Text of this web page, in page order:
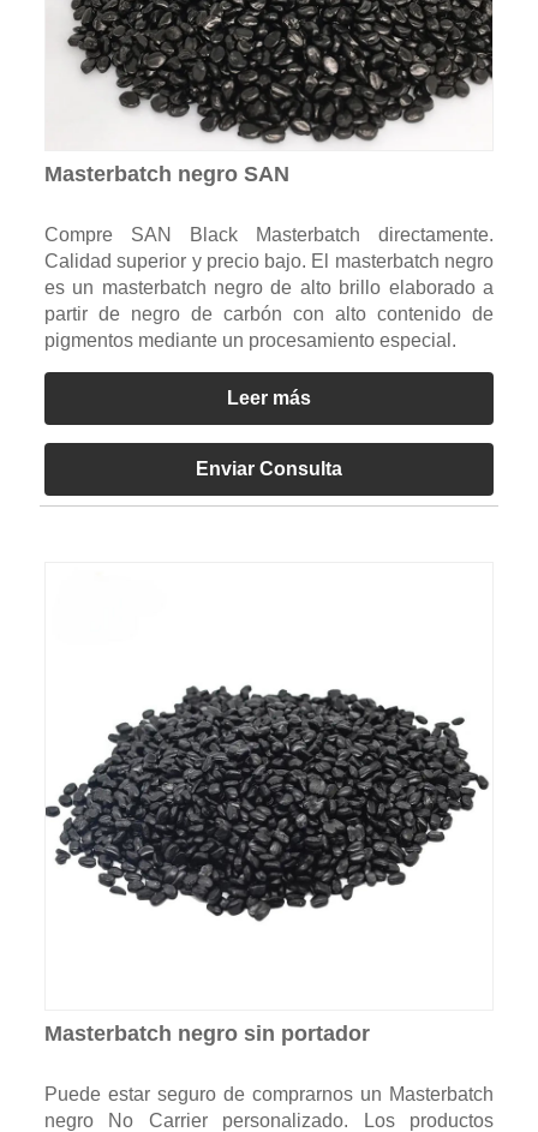
Masterbatch negro SAN
Compre SAN Black Masterbatch directamente.
Calidad superior y precio bajo. El masterbatch negro
es un masterbatch negro de alto brillo elaborado a
partir de negro de carbón con alto contenido de
pigmentos mediante un procesamiento especial.
Leer más
Enviar Consulta
Masterbatch negro sin portador
Puede estar seguro de comprarnos un Masterbatch
negro No Carrier personalizado. Los productos